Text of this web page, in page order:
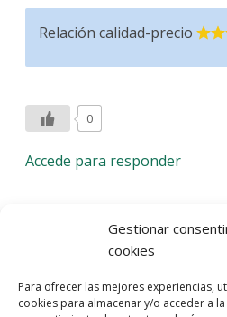
Gestionar
cookies
Para ofrecer las mejores experiencias,
cookies para almacenar y/o acceder a
Relación calidad-precio
0
Accede para responder
Deja una respuesta
comentario.